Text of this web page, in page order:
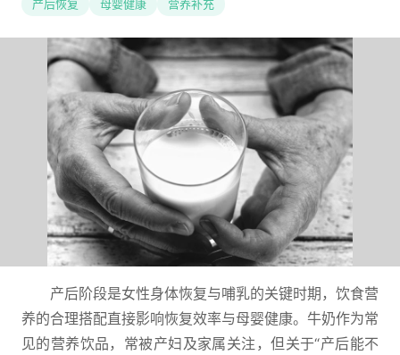
产后恢复
母婴健康 营养补充
产后阶段是女性身体恢复与哺乳的关键时期，饮食营
养的合理搭配直接影响恢复效率与母婴健康。牛奶作为常
见的营养饮品，常被产妇及家属关注，但关于“产后能不